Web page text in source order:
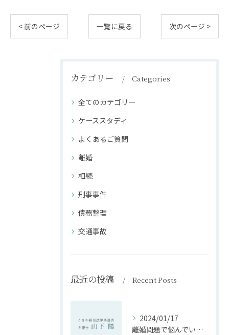
< 前のページ 一覧に戻る 次のページ >
カテゴリー Categories
全てのカテゴリー
ケーススタディ
よくあるご質問
離婚
相続
刑事事件
債務整理
交通事故
最近の投稿 Recent Posts
2024/01/17
離婚問題で悩んでいる方へ。弁護士に相談してみては？